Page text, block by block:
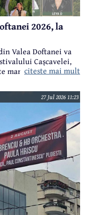
2026, la
Valea Doftanei va
Cașcavelei,
manifestări de acest
citeste mai mult
27 Jul 2026 11:23